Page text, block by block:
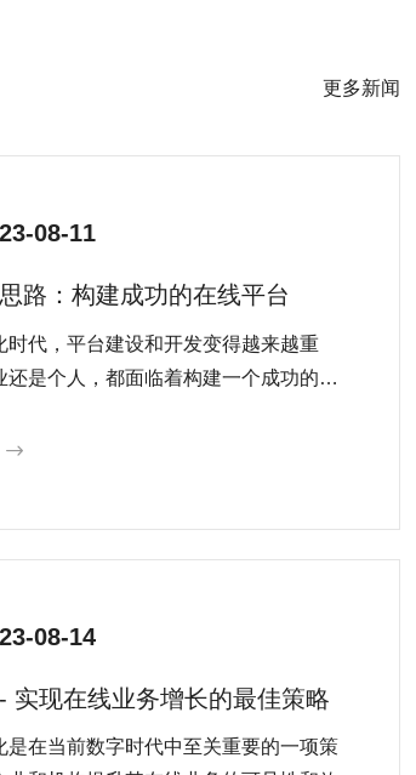
更多新闻
08-11
路：构建成功的在线平台
时代，平台建设和开发变得越来越重
还是个人，都面临着构建一个成功的在

08-14
实现在线业务增长的最佳策略
是在当前数字时代中至关重要的一项策